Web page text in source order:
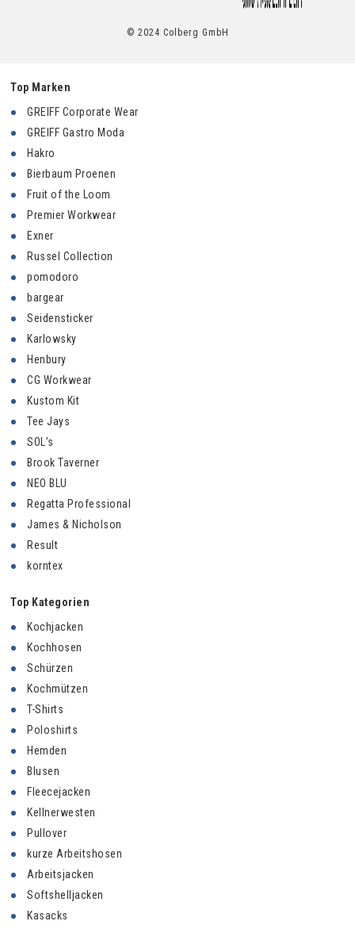
© 2024 Colberg GmbH
Top Marken
GREIFF Corporate Wear
GREIFF Gastro Moda
Hakro
Bierbaum Proenen
Fruit of the Loom
Premier Workwear
Exner
Russel Collection
pomodoro
bargear
Seidensticker
Karlowsky
Henbury
CG Workwear
Kustom Kit
Tee Jays
SOL’s
Brook Taverner
NEO BLU
Regatta Professional
James & Nicholson
Result
korntex
Top Kategorien
Kochjacken
Kochhosen
Schürzen
Kochmützen
T-Shirts
Poloshirts
Hemden
Blusen
Fleecejacken
Kellnerwesten
Pullover
kurze Arbeitshosen
Arbeitsjacken
Softshelljacken
Kasacks